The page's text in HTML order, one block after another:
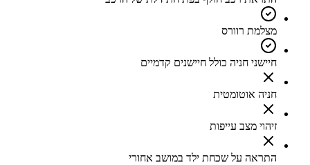
מצלמת רוורס
חיישני חניה כולל חיישנים קדמיים
חניה אוטומטית
זיהוי מצב עייפות
התראה על שכחת ילד במושב אחורי